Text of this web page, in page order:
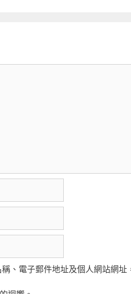
、電子郵件地址及個人網站網址